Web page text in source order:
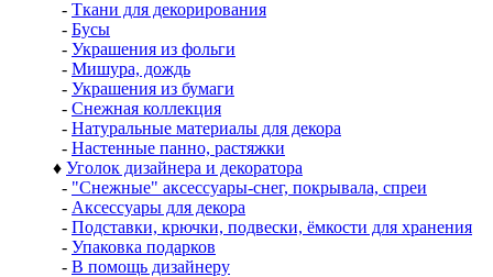
- Ткани для декорирования
- Бусы
- Украшения из фольги
- Мишура, дождь
- Украшения из бумаги
- Снежная коллекция
- Натуральные материалы для декора
- Настенные панно, растяжки
♦ Уголок дизайнера и декоратора
- "Снежные" аксессуары-снег, покрывала, спреи
- Аксессуары для декора
- Подставки, крючки, подвески, ёмкости для хранения
- Упаковка подарков
- В помощь дизайнеру